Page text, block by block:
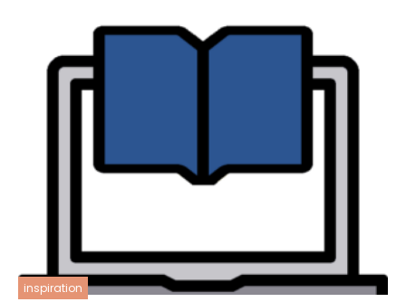
inspiration